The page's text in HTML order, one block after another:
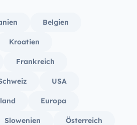
Belgien
Kroatien
Frankreich
USA
Europa
Slowenien Österreich